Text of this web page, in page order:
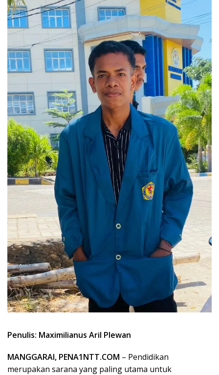
Penulis: Maximilianus Aril Plewan
MANGGARAI, PENA1NTT.COM – Pendidikan
merupakan sarana yang paling utama untuk